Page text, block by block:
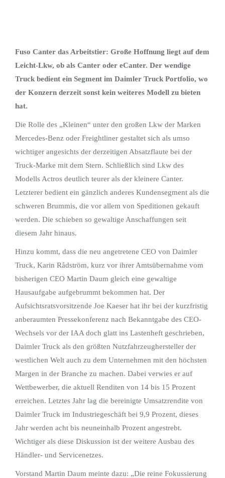
Fuso Canter das Arbeitstier: Große Hoffnung liegt auf dem
Leicht-Lkw, ob als Canter oder eCanter. Der wendige
Truck bedient ein Segment im Daimler Truck Portfolio, wo
der Konzern derzeit sonst kein weiteres Modell zu bieten
hat.
Die Rolle des „Kleinen“ unter den großen Lkw der Marken
Mercedes-Benz oder Freightliner gestaltet sich als umso
wichtiger angesichts der derzeitigen Absatzflaute bei der
Truck-Marke mit dem Stern. Schließlich sind Lkw des
Modells Actros deutlich teurer als der kleinere Canter.
Letzterer bedient ein gänzlich anderes Kundensegment als die
schweren Brummis, die vor allem von Speditionen gekauft
werden. Die schieben so gewaltige Anschaffungen seit
diesem Jahr hinaus.
Hinzu kommt, dass die neu angetretene CEO von Daimler
Truck, Karin Rådström, kurz vor ihrer Amtsübernahme vom
bisherigen CEO Martin Daum gleich eine gewaltige
Hausaufgabe aufgebrummt bekommen hat. Der
Aufsichtsratsvorsitzende Joe Kaeser hat ihr bei der kurzfristig
anberaumten Pressekonferenz nach Bekanntgabe des CEO-
Wechsels vor der IAA doch glatt ins Lastenheft geschrieben,
Daimler Truck als den größten Nutzfahrzeughersteller der
westlichen Welt auch zu dem Unternehmen mit den höchsten
Margen in der Branche zu machen. Dabei verwies er auf
Wettbewerber, die aktuell Renditen von 14 bis 15 Prozent
erreichen. Letztes Jahr lag die bereinigte Umsatzrendite von
Daimler Truck im Industriegeschäft bei 9,9 Prozent, dieses
Jahr werden acht bis neuneinhalb Prozent angestrebt.
Wichtiger als diese Diskussion ist der weitere Ausbau des
Händler- und Servicenetzes.
Vorstand Martin Daum meinte dazu: „Die reine Fokussierung